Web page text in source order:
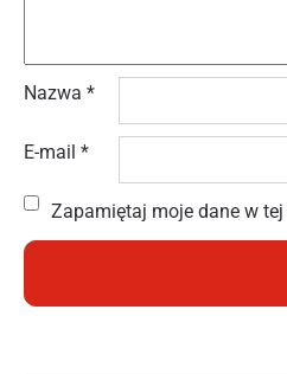
Nazwa *
E-mail *
Zapamiętaj moje dane w